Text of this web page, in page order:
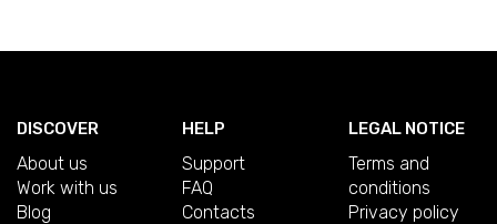
DISCOVER
About us
Work with us
Blog
HELP
Support
FAQ
Contacts
LEGAL NOTICE
Terms and
conditions
Privacy policy